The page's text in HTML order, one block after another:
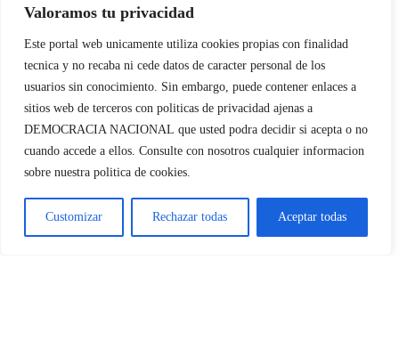
Valoramos tu privacidad
Este portal web unicamente utiliza cookies propias con finalidad
tecnica y no recaba ni cede datos de caracter personal de los
usuarios sin conocimiento. Sin embargo, puede contener enlaces a
sitios web de terceros con politicas de privacidad ajenas a
DEMOCRACIA NACIONAL que usted podra decidir si acepta o no
cuando accede a ellos. Consulte con nosotros cualquier informacion
sobre nuestra politica de cookies.
Customizar Rechazar todas Aceptar todas
Pero en Castilla no se habla, se actúa.
UNIFICACION YA, OSTIAS!!
Los patriotas siguen divididos; parece que el sistema también
puede con ellos, no??
BASTA DE TANTO CHIRINGUITO!!
DECRETO DE UNIFICACION YA!!
Deja tu comentario
Comentar